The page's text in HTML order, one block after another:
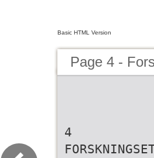
Basic HTML Version
Page 4 -
4